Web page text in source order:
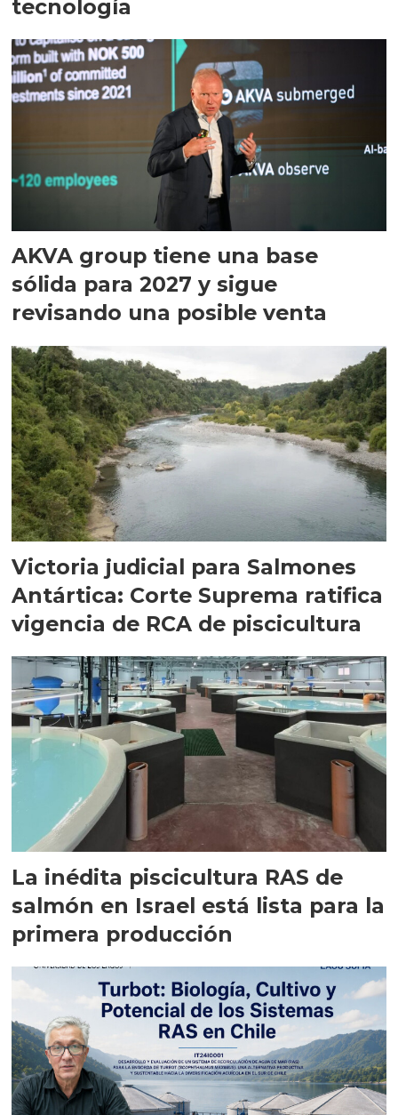
tecnología
AKVA group tiene una base
sólida para 2027 y sigue
revisando una posible venta
Victoria judicial para Salmones
Antártica: Corte Suprema ratifica
vigencia de RCA de piscicultura
La inédita piscicultura RAS de
salmón en Israel está lista para la
primera producción